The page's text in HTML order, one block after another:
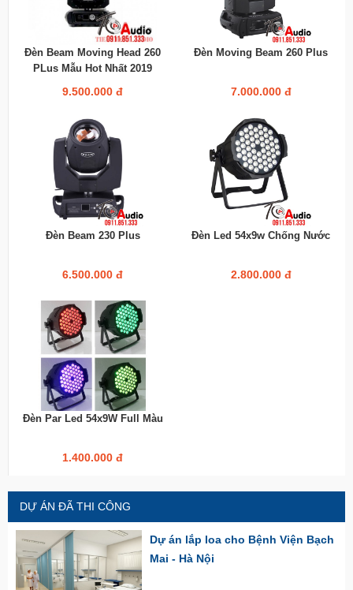
Đèn Beam Moving Head 260
PLus Mẫu Hot Nhất 2019
9.500.000 đ
Đèn Moving Beam 260 Plus
7.000.000 đ
Đèn Beam 230 Plus
6.500.000 đ
Đèn Led 54x9w Chống Nước
2.800.000 đ
Đèn Par Led 54x9W Full Màu
1.400.000 đ
DỰ ÁN ĐÃ THI CÔNG
Dự án lắp loa cho Bệnh Viện Bạch
Mai - Hà Nội